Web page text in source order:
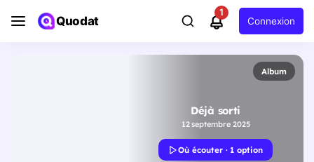
Quodat
1
Connexion
Album
Déjà sorti
12 septembre 2025
Où écouter · 1 option